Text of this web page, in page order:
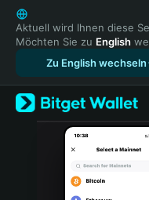
English
日本語
Tiếng Việt
Русский
Español (Latinoamérica)
Türkçe
Italiano
Aktuell wird Ihnen diese
Möchten Sie zu English
Zu English wechseln